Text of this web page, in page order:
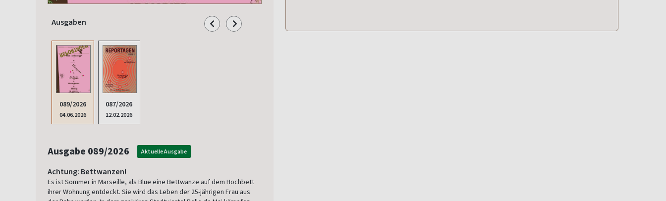
Ausgaben
089/2026
04.06.2026
087/2026
12.02.2026
Ausgabe 089/2026 Aktuelle Ausgabe
Achtung: Bettwanzen!
Es ist Sommer in Marseille, als Blue eine Bettwanze auf dem Hochbett
ihrer Wohnung entdeckt. Sie wird das Leben der 25-jährigen Frau aus